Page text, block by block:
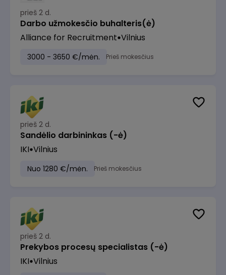
prieš 2 d.
Darbo užmokesčio buhalteris(ė)
Alliance for Recruitment Vilnius
3000 - 3650 €/mėn. Prieš mokesčius
prieš 2 d.
Sandėlio darbininkas (-ė)
IKI Vilnius
Nuo 1280 €/mėn. Prieš mokesčius
prieš 2 d.
Prekybos procesų specialistas (-ė)
IKI Vilnius